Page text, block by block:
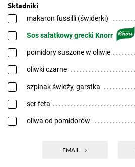
Składniki
makaron fussilli (świderki)
Sos sałatkowy grecki Knorr
pomidory suszone w oliwie
oliwki czarne
szpinak świeży, garstka
ser feta
oliwa od pomidorów
EMAIL